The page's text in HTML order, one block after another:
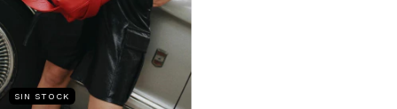
SIN STOCK